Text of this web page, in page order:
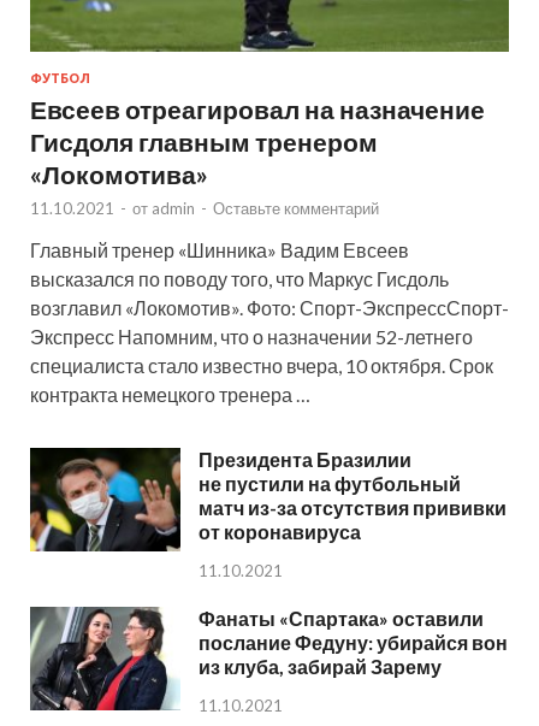
ФУТБОЛ
Евсеев отреагировал на назначение
Гисдоля главным тренером
«Локомотива»
11.10.2021 - от admin - Оставьте комментарий
Главный тренер «Шинника» Вадим Евсеев
высказался по поводу того, что Маркус Гисдоль
возглавил «Локомотив». Фото: Спорт-ЭкспрессСпорт-
Экспресс Напомним, что о назначении 52-летнего
специалиста стало известно вчера, 10 октября. Срок
контракта немецкого тренера …
Президента Бразилии
не пустили на футбольный
матч из-за отсутствия прививки
от коронавируса
11.10.2021
Фанаты «Спартака» оставили
послание Федуну: убирайся вон
из клуба, забирай Зарему
11.10.2021